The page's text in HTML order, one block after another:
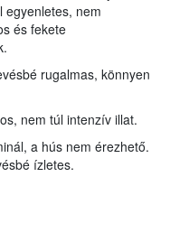
egyenletes, nem
és fekete
rugalmas, könnyen
nem túl intenzív illat.
a hús nem érezhető.
ízletes.